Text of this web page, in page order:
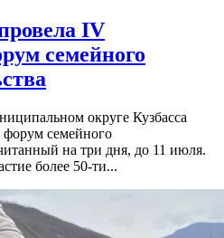
IV
семейного
округе Кузбасса
форум семейного
на три дня, до 11 июля.
более 50-ти...